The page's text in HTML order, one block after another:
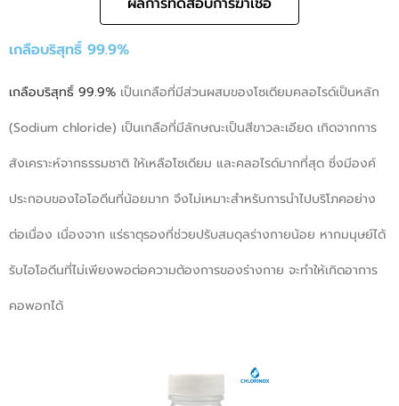
เกลือบริสุทธิ์ 99.9%
เกลือบริสุทธิ์ 99.9% เป็นเกลือที่มีส่วนผสมของโซเดียมคลอไรด์เป็นหลัก
(Sodium chloride) เป็นเกลือที่มีลักษณะเป็นสีขาวละเอียด เกิดจากการ
สังเคราะห์จากธรรมชาติ ให้เหลือโซเดียม และคลอไรด์มากที่สุด ซึ่งมีองค์
ประกอบของไอโอดีนที่น้อยมาก จึงไม่เหมาะสำหรับการนำไปบริโภคอย่าง
ต่อเนื่อง เนื่องจาก แร่ธาตุรองที่ช่วยปรับสมดุลร่างกายน้อย หากมนุษย์ได้
รับไอโอดีนที่ไม่เพียงพอต่อความต้องการของร่างกาย จะทำให้เกิดอาการ
คอพอกได้